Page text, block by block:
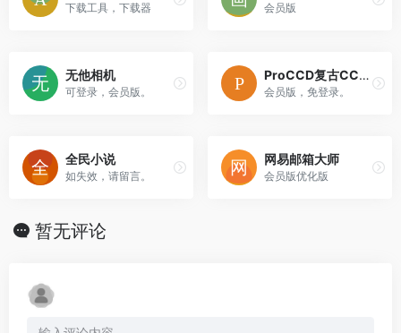
下载工具，下载器 会员版
无他相机
可登录，会员版。
ProCCD复古CCD相机
会员版，免登录。
全民小说
如失效，请留言。
网易邮箱大师
会员版优化版
暂无评论